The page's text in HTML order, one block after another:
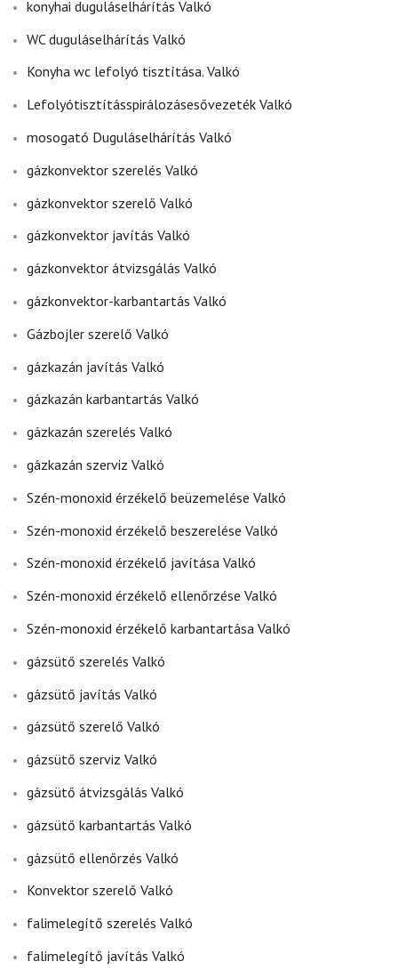
konyhai duguláselhárítás Valkó
WC duguláselhárítás Valkó
Konyha wc lefolyó tisztítása. Valkó
Lefolyótisztításspirálozásesővezeték Valkó
mosogató Duguláselhárítás Valkó
gázkonvektor szerelés Valkó
gázkonvektor szerelő Valkó
gázkonvektor javítás Valkó
gázkonvektor átvizsgálás Valkó
gázkonvektor-karbantartás Valkó
Gázbojler szerelő Valkó
gázkazán javítás Valkó
gázkazán karbantartás Valkó
gázkazán szerelés Valkó
gázkazán szerviz Valkó
Szén-monoxid érzékelő beüzemelése Valkó
Szén-monoxid érzékelő beszerelése Valkó
Szén-monoxid érzékelő javítása Valkó
Szén-monoxid érzékelő ellenőrzése Valkó
Szén-monoxid érzékelő karbantartása Valkó
gázsütő szerelés Valkó
gázsütő javítás Valkó
gázsütő szerelő Valkó
gázsütő szerviz Valkó
gázsütő átvizsgálás Valkó
gázsütő karbantartás Valkó
gázsütő ellenőrzés Valkó
Konvektor szerelő Valkó
falimelegítő szerelés Valkó
falimelegítő javítás Valkó